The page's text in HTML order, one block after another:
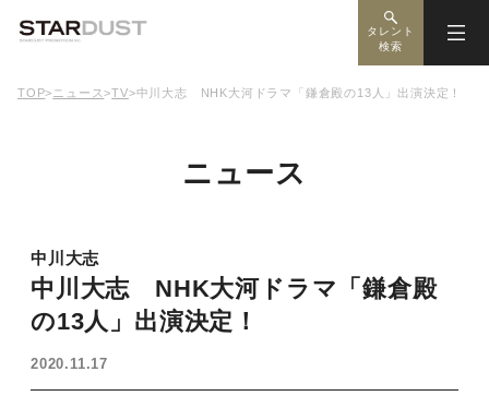
タレント
検索
TOP> ニュース>TV>中川大志 NHK大河ドラマ「鎌倉殿の13人」出演決定！
ニュース
中川大志
中川大志 NHK大河ドラマ「鎌倉殿
の13人」出演決定！
2020.11.17